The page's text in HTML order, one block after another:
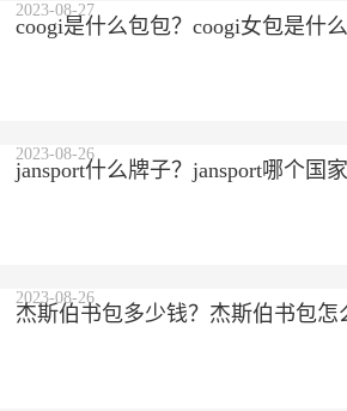
coogi是什么包包？coogi女包是什么
2023-08-27
jansport什么牌子？jansport哪个国家
2023-08-26
杰斯伯书包多少钱？杰斯伯书包怎
2023-08-26